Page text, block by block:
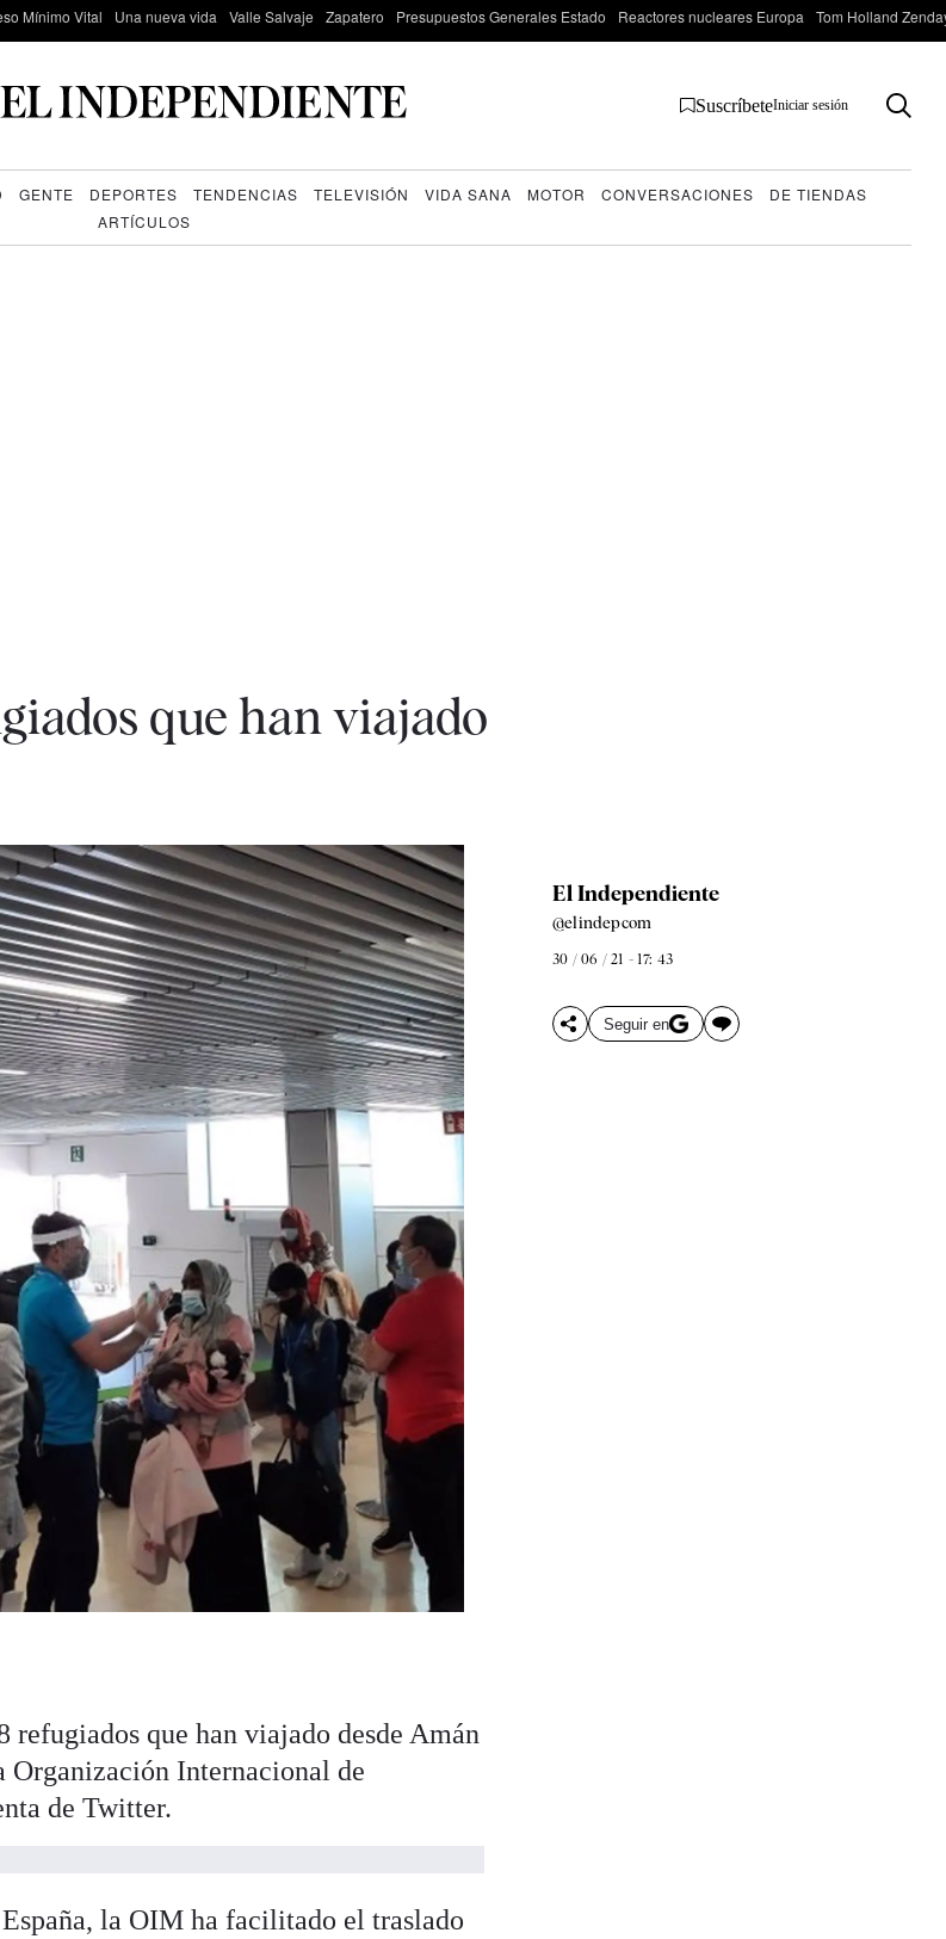
Mínimo Vital Una nueva vida Valle Salvaje Zapatero Presupuestos Generales Estado Reactores nucleares Europa Tom Holland
SuscríbeteIniciar sesión
GENTE DEPORTES TENDENCIAS TELEVISIÓN VIDA SANA MOTOR CONVERSACIONES
DE TIENDAS
ARTÍCULOS
que han viajado
El Independiente
@elindepcom
30 / 06 / 21 - 17: 43
Seguir en
refugiados que han viajado desde Amán
Internacional de
de Twitter.
la OIM ha facilitado el traslado